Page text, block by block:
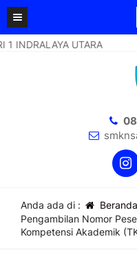
INDRALAYA UTARA
Anda ada di : Beranda
Pengambilan Nomor
Kompetensi Akademik